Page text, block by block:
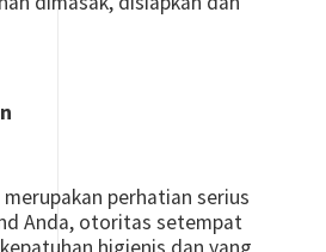
perhatian serius
Anda, otoritas setempat
higienis dan yang